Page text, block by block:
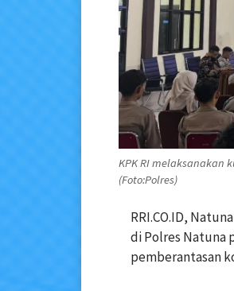
KPK RI melaksanakan
(Foto:Polres)
RRI.CO.ID,
di Polres Natuna
pemberantasan